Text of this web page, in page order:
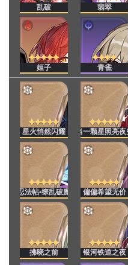
乱破 翡翠
姬子 青雀
星火悄然闪耀 当一颗星照亮夜
忍法帖•缭乱破魔 偏偏希望无价
拂晓之前 银河铁道之夜